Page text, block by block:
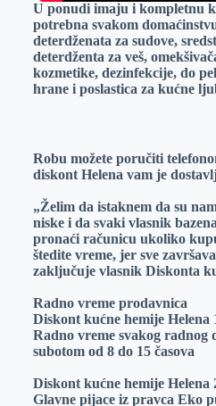
U ponudi imaju i kompletnu
potrebna svakom
deterdženata za sudove,
deterdženta za veš,
kozmetike, dezinfekcije, do
hrane i poslastica za kućne
Robu možete poručiti
diskont Helena vam je
„Želim da istaknem da su
niske i da svaki vlasnik
pronaći računicu ukoliko
štedite vreme, jer sve
zaključuje vlasnik Diskonta
Radno vreme prodavnica
Diskont kućne hemije Helena
Radno vreme svakog radnog
subotom od 8 do 15 časova
Diskont kućne hemije Helena
Glavne pijace iz pravca Eko